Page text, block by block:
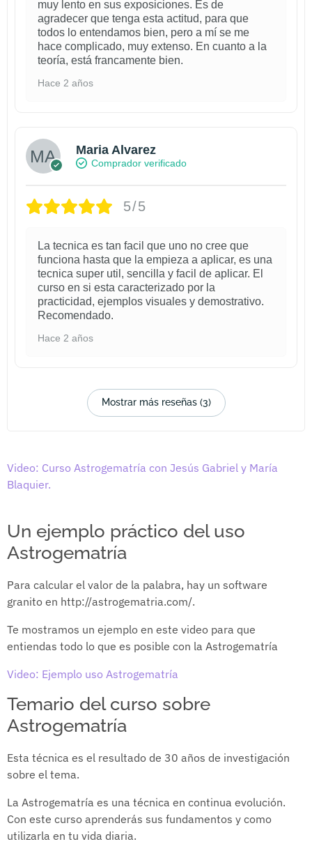
muy lento en sus exposiciones. Es de
agradecer que tenga esta actitud, para que
todos lo entendamos bien, pero a mí se me
hace complicado, muy extenso. En cuanto a la
teoría, está francamente bien.
Hace 2 años
Maria Alvarez
Comprador verificado
5/5
La tecnica es tan facil que uno no cree que
funciona hasta que la empieza a aplicar, es una
tecnica super util, sencilla y facil de aplicar. El
curso en si esta caracterizado por la
practicidad, ejemplos visuales y demostrativo.
Recomendado.
Hace 2 años
Mostrar más reseñas (3)
Video: Curso Astrogematría con Jesús Gabriel y María
Blaquier.
Un ejemplo práctico del uso
Astrogematría
Para calcular el valor de la palabra, hay un software
granito en http://astrogematria.com/.
Te mostramos un ejemplo en este video para que
entiendas todo lo que es posible con la Astrogematría
Video: Ejemplo uso Astrogematría
Temario del curso sobre
Astrogematría
Esta técnica es el resultado de 30 años de investigación
sobre el tema.
La Astrogematría es una técnica en continua evolución.
Con este curso aprenderás sus fundamentos y como
utilizarla en tu vida diaria.